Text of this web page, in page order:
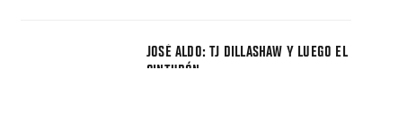
JOSÉ ALDO: TJ DILLASHAW Y LUEGO EL
CINTURÓN